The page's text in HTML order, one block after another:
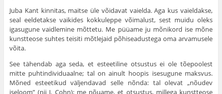
Juba Kant kinnitas, maitse üle võidavat vaielda. Aga kus vaieldakse,
seal eeldetakse vaikides kokkuleppe võimalust, sest muidu oleks
igasugune vaidlemine mõttetu. Me püüame ju mõnikord ise mõne
kunstteose suhtes teisiti mõtlejaid põhiseadustega oma arvamusele
võita.
See tähendab aga seda, et esteetiline otsustus ei ole tõepoolest
mitte puhtindividuaalne; tal on ainult hoopis isesugune maksvus.
Mõned esteetikud väljendavad selle nõnda: tal olevat „nõudev
iseloom” (nii J. Cohn); me nõuame, et otsustus, millega kunstteose